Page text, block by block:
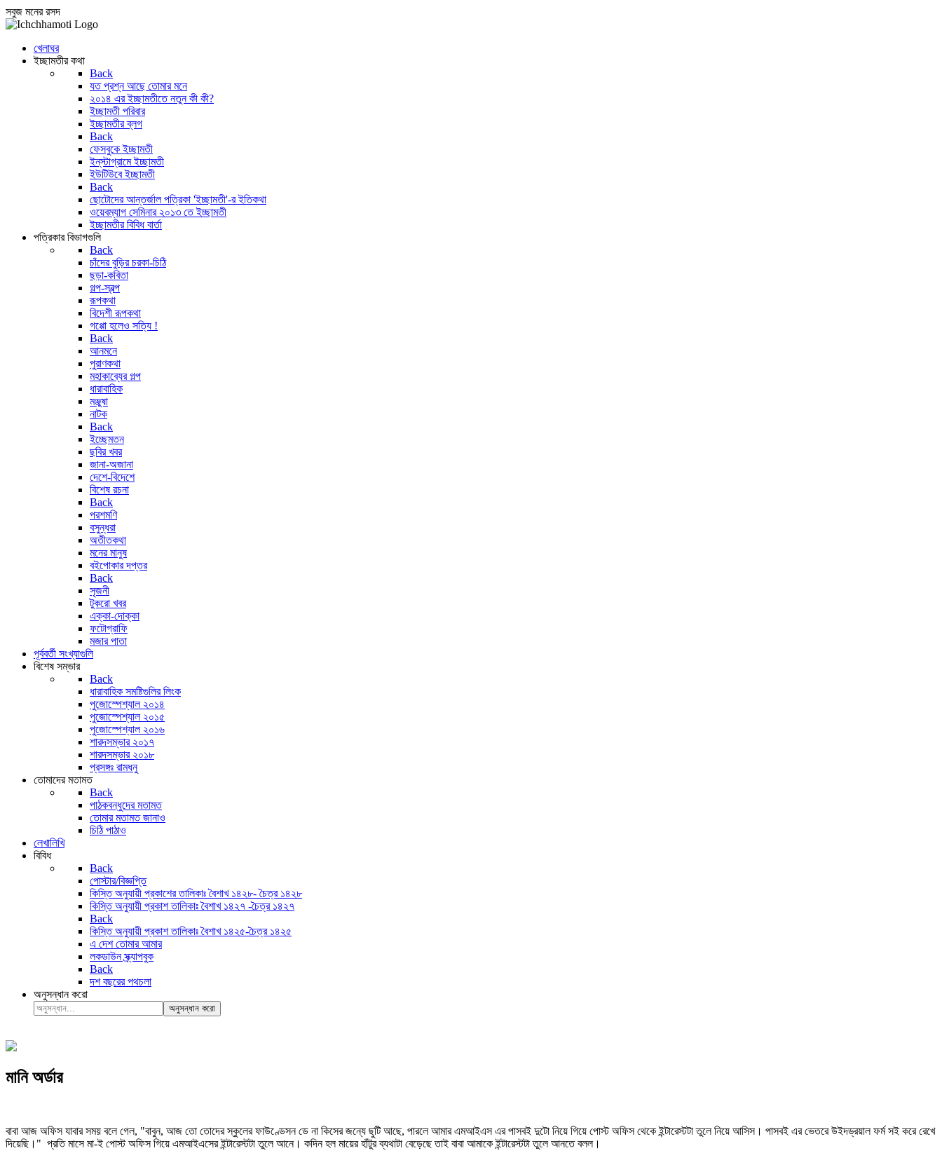
সবুজ মনের রসদ
খেলাঘর
ইচ্ছামতীর কথা
Back
যত প্রশ্ন আছে তোমার মনে
২০১৪ এর ইচ্ছামতীতে নতুন কী কী?
ইচ্ছামতী পরিবার
ইচ্ছামতীর ব্লগ
Back
ফেসবুকে ইচ্ছামতী
ইন্‌স্টাগ্রামে ইচ্ছামতী
ইউটিউবে ইচ্ছামতী
Back
ছোটোদের আন্তর্জাল পত্রিকা 'ইচ্ছামতী'-র ইতিকথা
ওয়েবম্যাগ সেমিনার ২০১৩ তে ইচ্ছামতী
ইচ্ছামতীর বিবিধ বার্তা
পত্রিকার বিভাগগুলি
Back
চাঁদের বুড়ির চরকা-চিঠি
ছড়া-কবিতা
গল্প-স্বল্প
রূপকথা
বিদেশী রূপকথা
গপ্পো হলেও সত্যি !
Back
আনমনে
পুরাণকথা
মহাকাব্যের গল্প
ধারাবাহিক
মঞ্জুষা
নাটক
Back
ইচ্ছেমতন
ছবির খবর
জানা-অজানা
দেশে-বিদেশে
বিশেষ রচনা
Back
পরশমণি
বসুন্ধরা
অতীতকথা
মনের মানুষ
বইপোকার দপ্তর
Back
সৃজনী
টুকরো খবর
এক্কা-দোক্কা
ফটোগ্রাফি
মজার পাতা
পূর্ববর্তী সংখ্যাগুলি
বিশেষ সম্ভার
Back
ধারাবাহিক সমষ্টিগুলির লিংক
পুজোস্পেশ্যাল ২০১৪
পুজোস্পেশ্যাল ২০১৫
পুজোস্পেশ্যাল ২০১৬
শারদসম্ভার ২০১৭
শারদসম্ভার ২০১৮
প্রসঙ্গঃ রামধনু
তোমাদের মতামত
Back
পাঠকবন্ধুদের মতামত
তোমার মতামত জানাও
চিঠি পাঠাও
লেখালিখি
বিবিধ
Back
পোস্টার/বিজ্ঞপ্তি
কিস্তি অনুযায়ী প্রকাশের তালিকাঃ বৈশাখ ১৪২৮- চৈত্র ১৪২৮
কিস্তি অনুযায়ী প্রকাশ তালিকাঃ বৈশাখ ১৪২৭ -চৈত্র ১৪২৭
Back
কিস্তি অনুযায়ী প্রকাশ তালিকাঃ বৈশাখ ১৪২৫-চৈত্র ১৪২৫
এ দেশ তোমার আমার
লকডাউন স্ক্র্যাপবুক
Back
দশ বছরের পথচলা
অনুসন্ধান করো
অনুসন্ধান করো
মানি অর্ডার
বাবা আজ অফিস যাবার সময় বলে গেল, "বাবুন, আজ তো তোদের স্কুলের ফাউণ্ডেসন ডে না কিসের জন্যে ছুটি আছে, পারলে আমার এমআইএস এর পাসবই দুটো নিয়ে গিয়ে পোস্ট অফিস থেকে ইন্টারেস্টটা তুলে নিয়ে আসিস। পাসবই এর ভেতরে উইদড্রয়াল ফর্ম সই করে রেখে
দিয়েছি।" প্রতি মাসে মা-ই পোস্ট অফিস গিয়ে এমআইএসের ইন্টারেস্টটা তুলে আনে। কদিন হল মায়ের হাঁটুর ব্যথাটা বেড়েছে তাই বাবা আমাকে ইন্টারেস্টটা তুলে আনতে বলল।